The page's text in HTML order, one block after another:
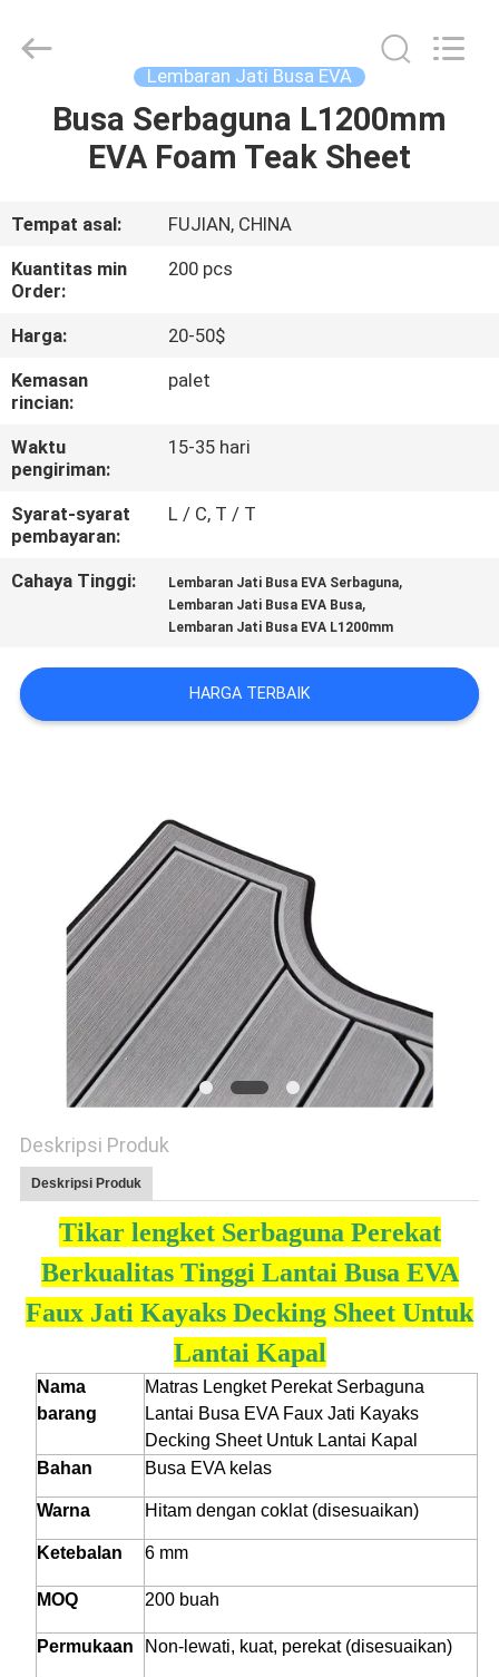
RUMAH
VIDEO
TENTANG
KAMI
TUR
PABRIK
KONTROL
KUALITAS
HUBUNGI
KAMI
PERMINTAAN
PENAWARAN
SITEMAP
PRIVACY
POLICY
Rights
Reserved.
Lembaran Jati Busa EVA
Busa Serbaguna L1200mm
EVA Foam Teak Sheet
Tempat asal:
FUJIAN, CHINA
Kuantitas min
Order:
200 pcs
Harga:
20-50$
Kemasan
rincian:
palet
Waktu
pengiriman:
15-35 hari
Syarat-syarat
pembayaran:
L / C, T / T
Cahaya Tinggi: Lembaran Jati Busa EVA Serbaguna,
Lembaran Jati Busa EVA Busa,
Lembaran Jati Busa EVA L1200mm
HARGA TERBAIK
Deskripsi Produk
Deskripsi Produk
Tikar lengket Serbaguna Perekat
Berkualitas Tinggi Lantai Busa EVA
Faux Jati Kayaks Decking Sheet Untuk
Lantai Kapal
Nama
barang
Matras Lengket Perekat Serbaguna
Lantai Busa EVA Faux Jati Kayaks
Decking Sheet Untuk Lantai Kapal
Bahan
Busa EVA kelas
Warna Hitam dengan coklat (disesuaikan)
Ketebalan 6 mm
MOQ 200 buah
Permukaan Non-lewati, kuat, perekat (disesuaikan)